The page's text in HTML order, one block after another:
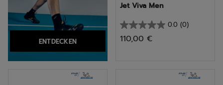
ENTDECKEN
Jet Viva Men
0.0 (0)
0.0
von
110,00 €